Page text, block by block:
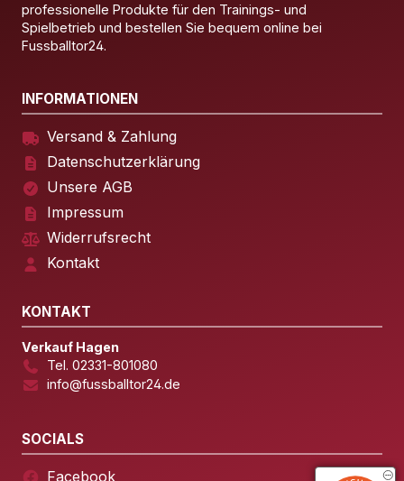
professionelle Produkte für den Trainings- und
Spielbetrieb und bestellen Sie bequem online bei
Fussballtor24.
INFORMATIONEN
Versand & Zahlung
Datenschutzerklärung
Unsere AGB
Impressum
Widerrufsrecht
Kontakt
KONTAKT
Verkauf Hagen
Tel. 02331-801080
info@fussballtor24.de
SOCIALS
Facebook